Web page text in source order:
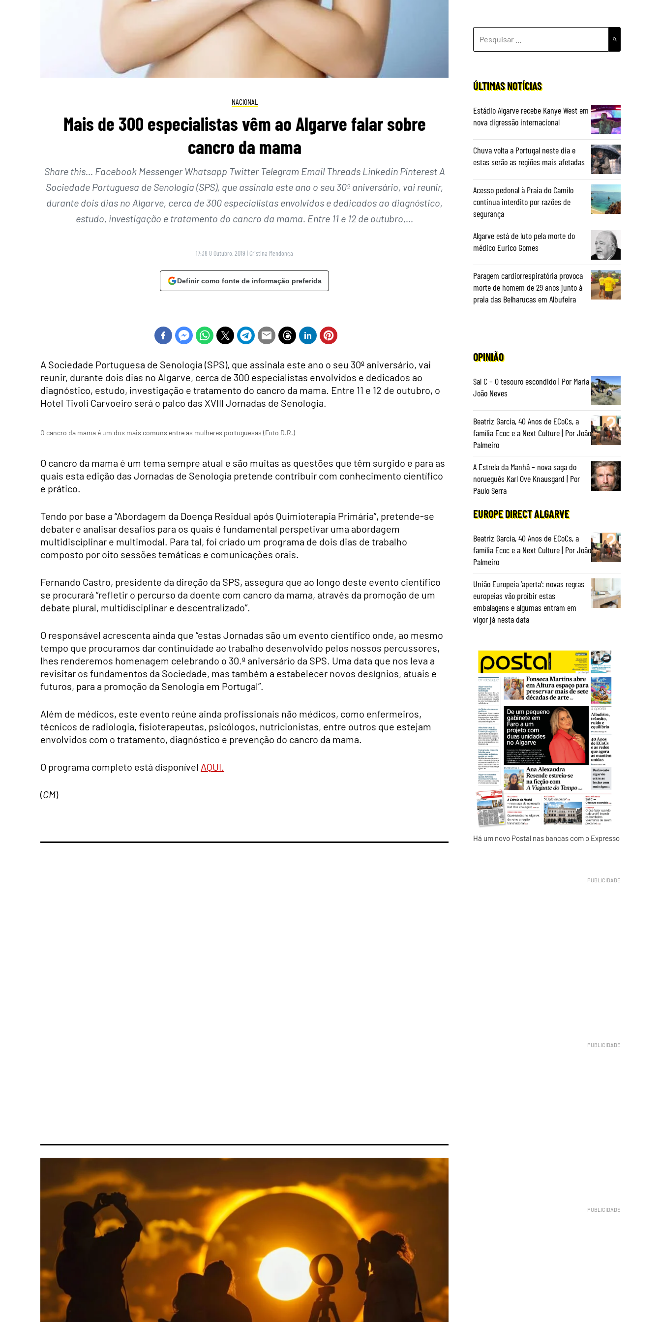
NACIONAL
Mais de 300 especialistas vêm ao Algarve falar sobre
cancro da mama
Share this… Facebook Messenger Whatsapp Twitter Telegram Email Threads Linkedin Pinterest A
Sociedade Portuguesa de Senologia (SPS), que assinala este ano o seu 30º aniversário, vai reunir,
durante dois dias no Algarve, cerca de 300 especialistas envolvidos e dedicados ao diagnóstico,
estudo, investigação e tratamento do cancro da mama. Entre 11 e 12 de outubro,…
17:38 8 Outubro, 2019 | Cristina Mendonça
Definir como fonte de informação preferida
A Sociedade Portuguesa de Senologia (SPS), que assinala este ano o seu 30º aniversário, vai
reunir, durante dois dias no Algarve, cerca de 300 especialistas envolvidos e dedicados ao
diagnóstico, estudo, investigação e tratamento do cancro da mama. Entre 11 e 12 de outubro, o
Hotel Tivoli Carvoeiro será o palco das XVIII Jornadas de Senologia.
O cancro da mama é um dos mais comuns entre as mulheres portuguesas (Foto D.R.)
O cancro da mama é um tema sempre atual e são muitas as questões que têm surgido e para as
quais esta edição das Jornadas de Senologia pretende contribuir com conhecimento científico
e prático.
Tendo por base a “Abordagem da Doença Residual após Quimioterapia Primária”, pretende-se
debater e analisar desafios para os quais é fundamental perspetivar uma abordagem
multidisciplinar e multimodal. Para tal, foi criado um programa de dois dias de trabalho
composto por oito sessões temáticas e comunicações orais.
Fernando Castro, presidente da direção da SPS, assegura que ao longo deste evento científico
se procurará “refletir o percurso da doente com cancro da mama, através da promoção de um
debate plural, multidisciplinar e descentralizado”.
O responsável acrescenta ainda que “estas Jornadas são um evento científico onde, ao mesmo
tempo que procuramos dar continuidade ao trabalho desenvolvido pelos nossos percussores,
lhes renderemos homenagem celebrando o 30.º aniversário da SPS. Uma data que nos leva a
revisitar os fundamentos da Sociedade, mas também a estabelecer novos desígnios, atuais e
futuros, para a promoção da Senologia em Portugal”.
Além de médicos, este evento reúne ainda profissionais não médicos, como enfermeiros,
técnicos de radiologia, fisioterapeutas, psicólogos, nutricionistas, entre outros que estejam
envolvidos com o tratamento, diagnóstico e prevenção do cancro da mama.
O programa completo está disponível AQUI.
(CM)
POR:
ÚLTIMAS NOTÍCIAS
Estádio Algarve recebe Kanye West em
nova digressão internacional
Chuva volta a Portugal neste dia e
estas serão as regiões mais afetadas
Acesso pedonal à Praia do Camilo
continua interdito por razões de
segurança
Algarve está de luto pela morte do
médico Eurico Gomes
Paragem cardiorrespiratória provoca
morte de homem de 29 anos junto à
praia das Belharucas em Albufeira
OPINIÃO
Sal C – O tesouro escondido | Por Maria
João Neves
Beatriz Garcia, 40 Anos de ECoCs, a
família Ecoc e a Next Culture | Por João
Palmeiro
A Estrela da Manhã – nova saga do
norueguês Karl Ove Knausgard | Por
Paulo Serra
EUROPE DIRECT ALGARVE
Beatriz Garcia, 40 Anos de ECoCs, a
família Ecoc e a Next Culture | Por João
Palmeiro
União Europeia ‘aperta’: novas regras
europeias vão proibir estas
embalagens e algumas entram em
vigor já nesta data
Há um novo Postal nas bancas com o Expresso